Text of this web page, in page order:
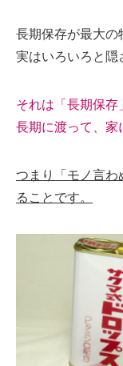
長期保存が最大の
実はいろいろと隠
それは「長期保存
長期に渡って、家
つまり「モノ言
ることです。